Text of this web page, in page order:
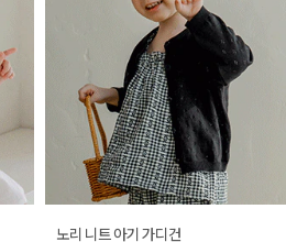
밀라 아기 원피스